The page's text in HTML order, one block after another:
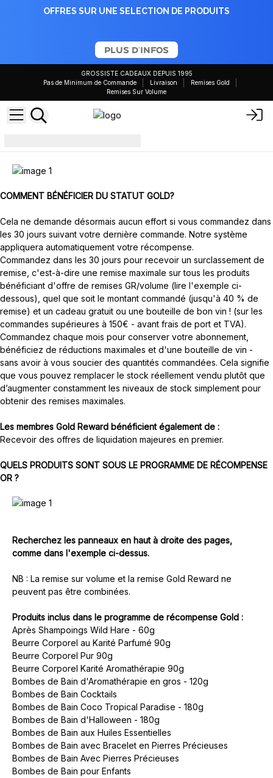
OFFRES SUR UNE SELECTION DE PRODUITS
PLUS D'INFOS
GROSSISTE CADEAUX DEPUIS 1995
Pas de Minimum de Commande
Livraison
Remises Gold
Remises Sur Volume
COMMENT BÉNÉFICIER DU STATUT GOLD?
Cela ne demande désormais aucun effort si vous commandez dans
les 30 jours suivant votre dernière commande. Notre système
appliquera automatiquement votre récompense.
Commandez dans les 30 jours pour recevoir un surclassement de
remise, c'est-à-dire une remise maximale sur tous les produits
bénéficiant d'offre de remises GR/volume (lire l'exemple ci-
dessous), quel que soit le montant commandé (jusqu'à 40 % de
remise) et un cadeau gratuit ou une bouteille de bon vin ! (sur les
commandes supérieures à 150€ - avant frais de port et TVA).
Commandez chaque mois pour conserver votre abonnement,
bénéficiez de réductions maximales et d'une bouteille de vin -
sans avoir à vous soucier des quantités commandées. Cela signifie
que vous pouvez remplacer le stock réellement vendu plutôt que
d’augmenter constamment les niveaux de stock simplement pour
obtenir des remises maximales.
Les membres Gold Reward bénéficient également de :
Recevoir des offres de liquidation majeures en premier.
QUELS PRODUITS SONT SOUS LE PROGRAMME DE RÉCOMPENSE
OR ?
Recherchez les panneaux en haut à droite des pages,
comme dans l'exemple ci-dessus.
NB : La remise sur volume et la remise Gold Reward ne
peuvent pas être combinées.
Produits inclus dans le programme de récompense Gold :
Après Shampoings Wild Hare - 60g
Beurre Corporel au Karité Parfumé 90g
Beurre Corporel Pur 90g
Beurre Corporel Karité Aromathérapie 90g
Bombes de Bain d'Aromathérapie en gros - 120g
Bombes de Bain Cocktails
Bombes de Bain Coco Tropical Paradise - 180g
Bombes de Bain d'Halloween - 180g
Bombes de Bain aux Huiles Essentielles
Bombes de Bain avec Bracelet en Pierres Précieuses
Bombes de Bain Avec Pierres Précieuses
Bombes de Bain pour Enfants